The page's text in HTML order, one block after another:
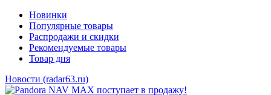
Новинки
Популярные товары
Распродажи и скидки
Рекомендуемые товары
Товар дня
Новости (radar63.ru)